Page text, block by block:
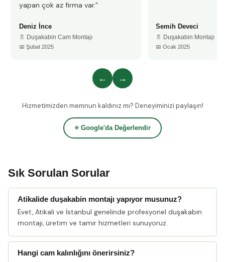
yapan çok az firma var.”
Deniz İnce
🚿 Duşakabin Cam Montajı
📅 Şubat 2025
Semih Deveci
🚿 Duşakabin Montajı
📅 Ocak 2025
← →
Hizmetimizden memnun kaldınız mı? Deneyiminizi paylaşın!
⭐ Google'da Değerlendir
Sık Sorulan Sorular
Atikalide duşakabin montajı yapıyor musunuz?
Evet, Atikali ve İstanbul genelinde profesyonel duşakabin
montajı, üretim ve tamir hizmetleri sunuyoruz.
Hangi cam kalınlığını önerirsiniz?